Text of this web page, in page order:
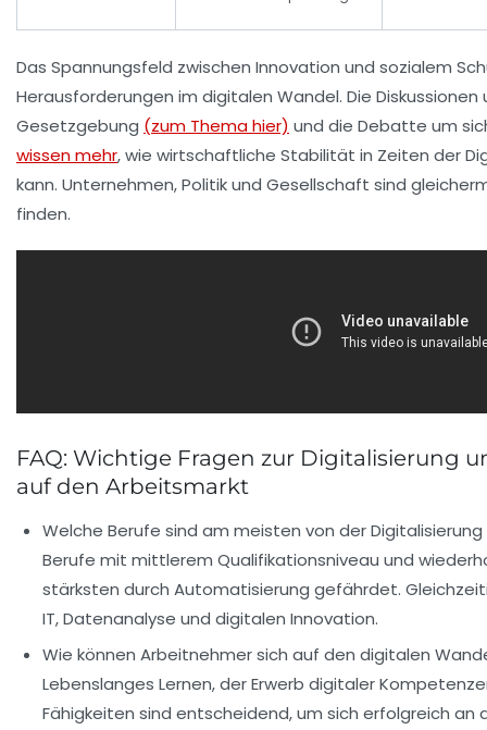
Das Spannungsfeld zwischen Innovation und sozialem
Herausforderungen im digitalen Wandel. Die
Gesetzgebung (zum Thema hier) und die Debatte um
wissen mehr, wie wirtschaftliche Stabilität in Zeiten der
kann. Unternehmen, Politik und Gesellschaft sind
finden.
FAQ: Wichtige Fragen zur Digitalisierung
auf den Arbeitsmarkt
Welche Berufe sind am meisten von der
Berufe mit mittlerem Qualifikationsniveau und
stärksten durch Automatisierung gefährdet.
IT, Datenanalyse und digitalen Innovation.
Wie können Arbeitnehmer sich auf den digitalen
Lebenslanges Lernen, der Erwerb digitaler
Fähigkeiten sind entscheidend, um sich erfolgreich an